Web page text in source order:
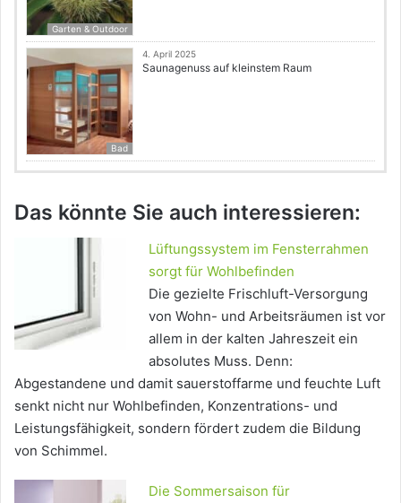
Garten & Outdoor
Bad
4. April 2025
Saunagenuss auf kleinstem Raum
Das könnte Sie auch interessieren:
Lüftungssystem im Fensterrahmen
sorgt für Wohlbefinden
Die gezielte Frischluft-Versorgung
von Wohn- und Arbeitsräumen ist vor
allem in der kalten Jahreszeit ein
absolutes Muss. Denn:
Abgestandene und damit sauerstoffarme und feuchte Luft
senkt nicht nur Wohlbefinden, Konzentrations- und
Leistungsfähigkeit, sondern fördert zudem die Bildung
von Schimmel.
Die Sommersaison für